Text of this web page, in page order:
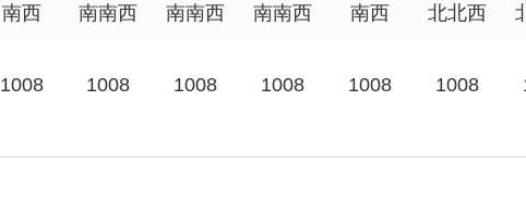
南西 南南西 南南西 南南西 南西 北北西
1008 1008 1008 1008 1008 1008